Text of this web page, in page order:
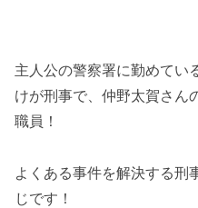
主人公の警察署に勤めてい
けが刑事で、仲野太賀さん
職員！
よくある事件を解決する刑
じです！